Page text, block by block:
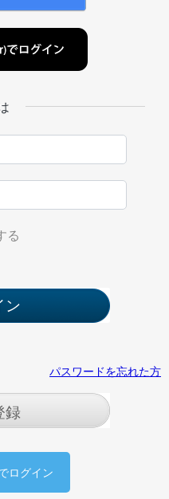
る
パスワードを忘れた方
録
ログイン